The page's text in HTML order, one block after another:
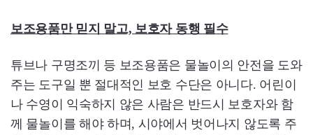
보조용품만 믿지 말고, 보호자 동행 필수
튜브나 구명조끼 등 보조용품은 물놀이의 안전을 도와
주는 도구일 뿐 절대적인 보호 수단은 아니다. 어린이
나 수영이 익숙하지 않은 사람은 반드시 보호자와 함
께 물놀이를 해야 하며, 시야에서 벗어나지 않도록 주